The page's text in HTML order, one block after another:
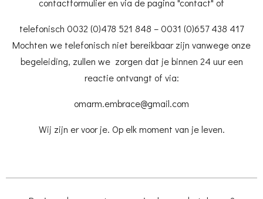
contactformulier en via de pagina "contact" of
telefonisch 0032 (0)478 521 848 – 0031 (0)657 438 417
Mochten we telefonisch niet bereikbaar zijn vanwege onze
begeleiding, zullen we zorgen dat je binnen 24 uur een
reactie ontvangt of via:
omarm.embrace@gmail.com
Wij zijn er voor je. Op elk moment van je leven.